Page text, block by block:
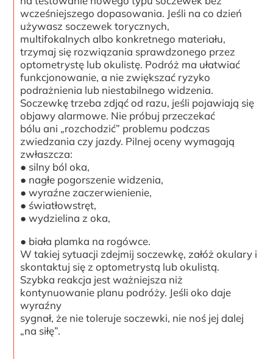
wcześniejszego dopasowania. Jeśli na co dzień
używasz soczewek torycznych,
multifokalnych albo konkretnego materiału,
trzymaj się rozwiązania sprawdzonego przez
optometrystę lub okulistę. Podróż ma ułatwiać
funkcjonowanie, a nie zwiększać ryzyko
podrażnienia lub niestabilnego widzenia.
Soczewkę trzeba zdjąć od razu, jeśli pojawiają się
objawy alarmowe. Nie próbuj przeczekać
bólu ani „rozchodzić” problemu podczas
zwiedzania czy jazdy. Pilnej oceny wymagają
zwłaszcza:
● silny ból oka,
● nagłe pogorszenie widzenia,
● wyraźne zaczerwienienie,
● światłowstręt,
● wydzielina z oka,
● biała plamka na rogówce.
W takiej sytuacji zdejmij soczewkę, załóż okulary i
skontaktuj się z optometrystą lub okulistą.
Szybka reakcja jest ważniejsza niż
kontynuowanie planu podróży. Jeśli oko daje
wyraźny
sygnał, że nie toleruje soczewki, nie noś jej dalej
„na siłę”.